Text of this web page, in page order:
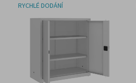
RYCHLÉ DODÁNÍ